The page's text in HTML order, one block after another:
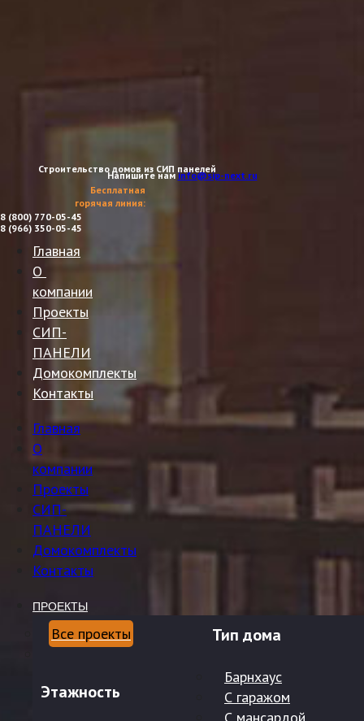
Строительство домов из СИП панелей
Напишите нам info@sip-next.ru
Бесплатная
горячая линия:
8 (800) 770-05-45
8 (966) 350-05-45
Главная
О
компании
Проекты
СИП-
ПАНЕЛИ
Домокомплекты
Контакты
Главная
О
компании
Проекты
СИП-
ПАНЕЛИ
Домокомплекты
Контакты
ПРОЕКТЫ
Все проекты
Этажность
Тип дома
Барнхаус
С гаражом